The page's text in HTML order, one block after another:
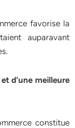
favorise la
auparavant
d’une meilleure
constitue